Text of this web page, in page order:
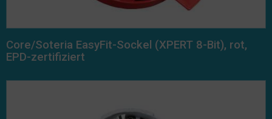
Core/Soteria EasyFit-Sockel (XPERT 8-Bit), rot,
EPD-zertifiziert